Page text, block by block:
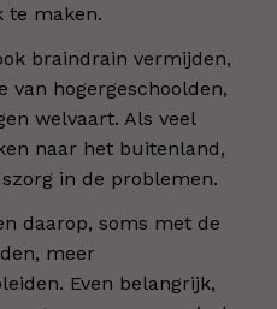
te maken.
braindrain vermijden,
van hogergeschoolden,
welvaart. Als veel
naar het buitenland,
in de problemen.
daarop, soms met de
meer
Even belangrijk,